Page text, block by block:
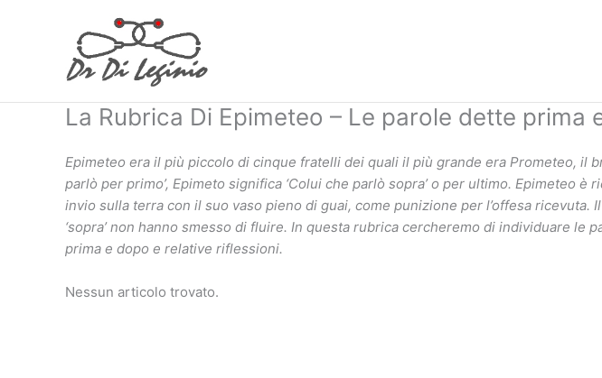
La Rubrica Di Epimeteo – Le parole dette prima
Epimeteo era il più piccolo di cinque fratelli dei quali il più grande era Prometeo, il
parlò per primo’, Epimeto significa ‘Colui che parlò sopra’ o per ultimo. Epimeteo
invio sulla terra con il suo vaso pieno di guai, come punizione per l’offesa
‘sopra’ non hanno smesso di fluire. In questa rubrica cercheremo di individuare
prima e dopo e relative riflessioni.
Nessun articolo trovato.